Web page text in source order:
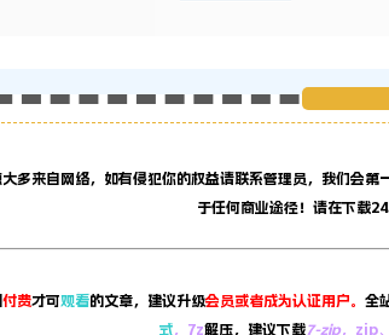
多来自网络，如有侵犯你的权益请联系管理员， 我们会第
于任何商业途径！请在下载
付费才可观看的文章，建议升级会员或者成为认证用户。 全
式，7z解压，建议下载7-zip，zip